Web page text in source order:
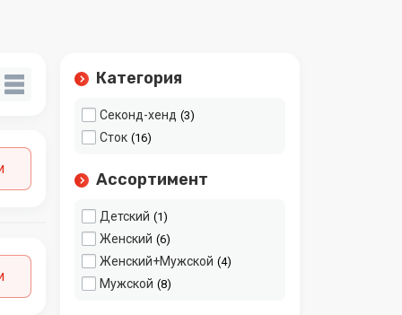
Категория
Секонд-хенд 3
Сток 16
Ассортимент
Детский 1
Женский 6
Женский+Мужской 4
Мужской 8
Леггинсы, лосины,
колготки
Микс 210
Носки 12
Пальто и плащи
Платья 25
Пляжная одежда 17
Рабочая одежда